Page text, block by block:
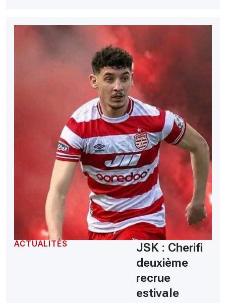
ACTUALITÉS
JSK : Cherifi
deuxième
recrue
estivale